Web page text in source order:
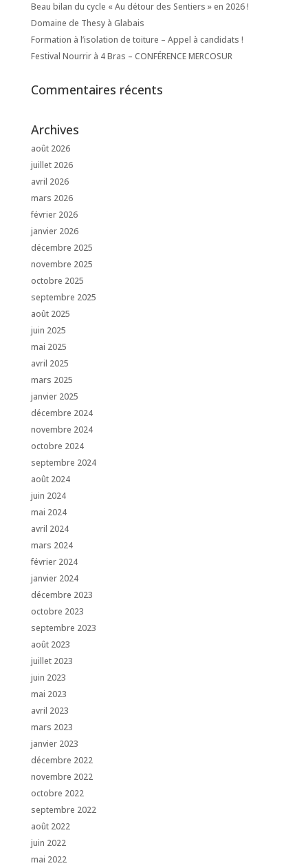
Beau bilan du cycle « Au détour des Sentiers » en 2026 !
Domaine de Thesy à Glabais
Formation à l’isolation de toiture – Appel à candidats !
Festival Nourrir à 4 Bras – CONFÉRENCE MERCOSUR
Commentaires récents
Archives
août 2026
juillet 2026
avril 2026
mars 2026
février 2026
janvier 2026
décembre 2025
novembre 2025
octobre 2025
septembre 2025
août 2025
juin 2025
mai 2025
avril 2025
mars 2025
janvier 2025
décembre 2024
novembre 2024
octobre 2024
septembre 2024
août 2024
juin 2024
mai 2024
avril 2024
mars 2024
février 2024
janvier 2024
décembre 2023
octobre 2023
septembre 2023
août 2023
juillet 2023
juin 2023
mai 2023
avril 2023
mars 2023
janvier 2023
décembre 2022
novembre 2022
octobre 2022
septembre 2022
août 2022
juin 2022
mai 2022